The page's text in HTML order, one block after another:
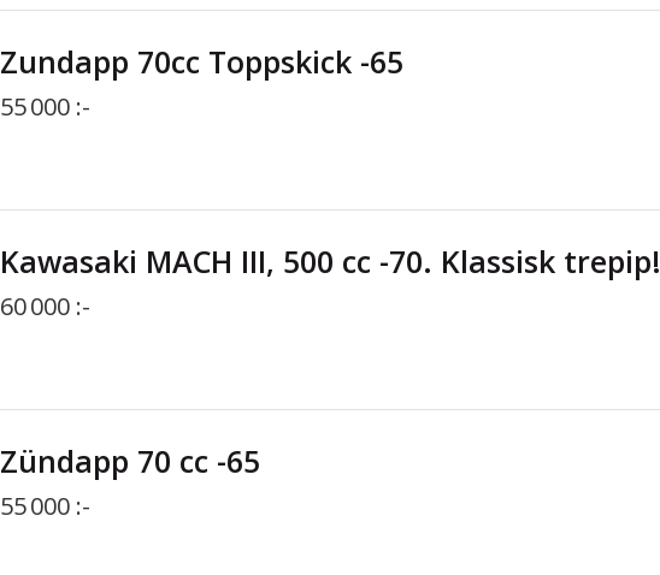
Zundapp 70cc Toppskick -65
55 000 :-
Kawasaki MACH III, 500 cc -70. Klassisk trepip!
60 000 :-
Zündapp 70 cc -65
55 000 :-